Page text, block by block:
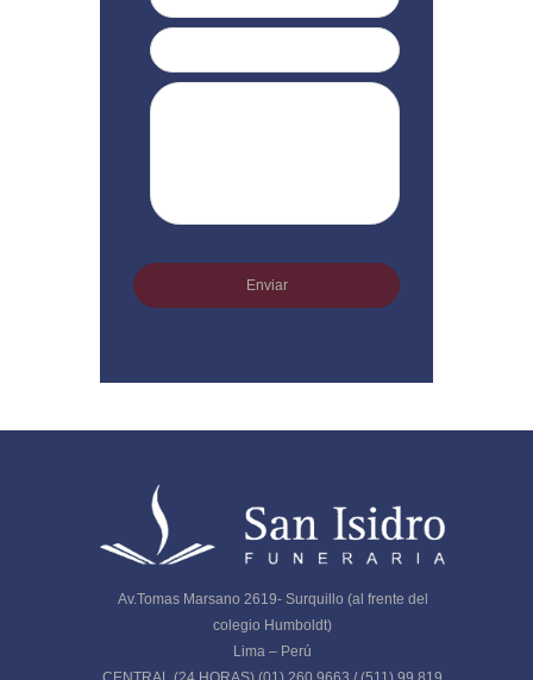
Av.Tomas Marsano 2619- Surquillo (al frente del
colegio Humboldt)
Lima – Perú